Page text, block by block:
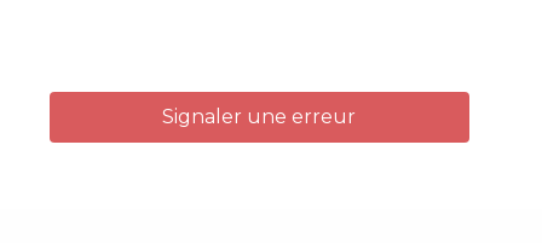
Signaler une erreur